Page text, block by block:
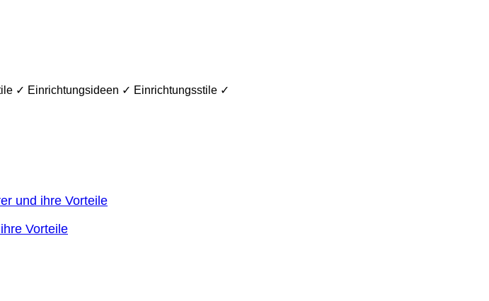
✓ Einrichtungsideen ✓ Einrichtungsstile ✓
Vorteile